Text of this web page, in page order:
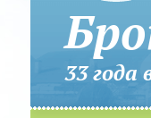
33